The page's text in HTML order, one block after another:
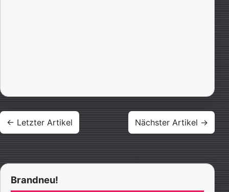
Beitragsnavigation
← Letzter Artikel Nächster Artikel →
Brandneu!